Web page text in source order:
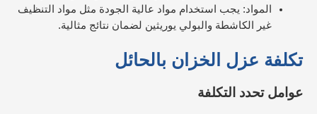
المواد: يجب استخدام مواد عالية الجودة مثل مواد التنظيف
غير الكاشطة والبولي يوريثين لضمان نتائج مثالية.
تكلفة عزل الخزان بالحائل
عوامل تحدد التكلفة